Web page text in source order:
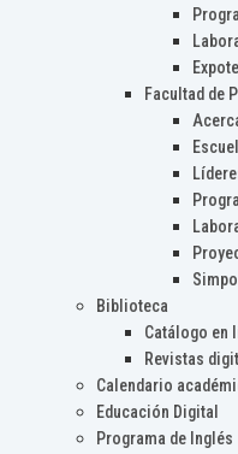
Facultad de
Biblioteca
Catálogo en
Revistas
Calendario
Educación Digital
Programa de Inglés